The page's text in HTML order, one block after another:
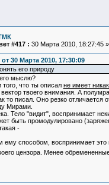
#417 : 30 Марта 2010, 18:27:45 »
30 Марта 2010, 17:30:09
его природу
мыслю?
что ты описал не имеет
твоего внимания. А
то писал. Оно резко
Мирами.
Тело "видит", воспринимает
быть промодулировано
-
ему способом, воспринимает
цензора. Менее